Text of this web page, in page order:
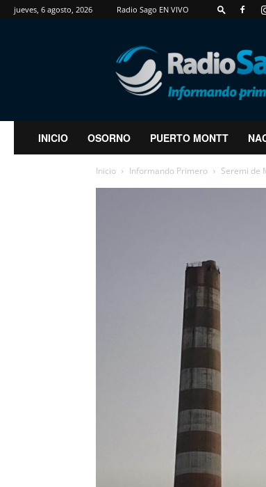
jueves, 6 agosto, 2026 Radio Sago EN VIVO
RadioSago
INICIO OSORNO PUERTO MONTT
Inicio Informando Primero Seremi de